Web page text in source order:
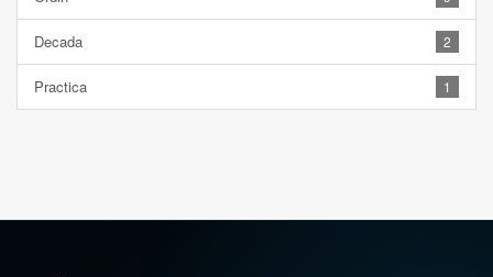
Decada 2
Practica 1